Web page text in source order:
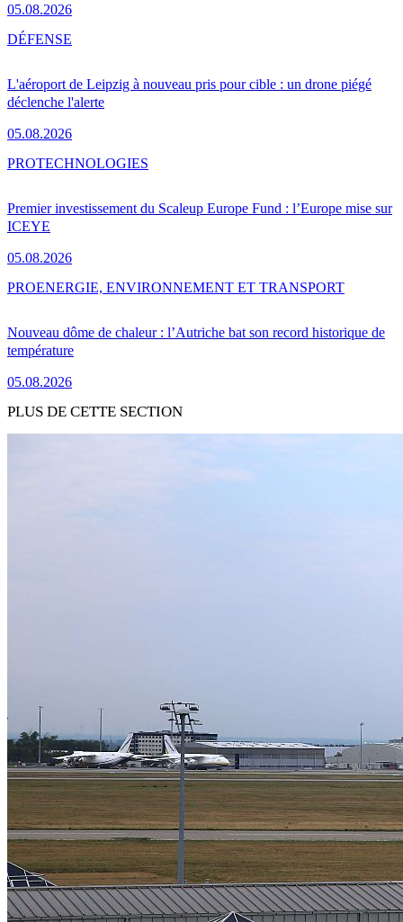
05.08.2026
L'aéroport de Leipzig à nouveau pris pour cible : un drone piégé
déclenche l'alerte
05.08.2026
DÉFENSE
Premier investissement du Scaleup Europe Fund : l’Europe mise sur
ICEYE
05.08.2026
PROTECHNOLOGIES
Nouveau dôme de chaleur : l’Autriche bat son record historique de
température
05.08.2026
PROENERGIE, ENVIRONNEMENT ET TRANSPORT
PLUS DE CETTE SECTION